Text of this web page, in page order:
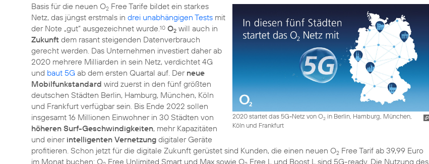
2020 startet das 5G-Netz von O2in Berlin, Hamburg, München,
Köln und Frankfurt
Basis für die neuen O2 Free Tarife bildet ein starkes
Netz, das jüngst erstmals in drei unabhängigen Tests mit
der Note „gut“ ausgezeichnet wurde. 10 O2 will auch in
Zukunft dem rasant steigenden Datenverbrauch
gerecht werden. Das Unternehmen investiert daher ab
2020 mehrere Milliarden in sein Netz, verdichtet 4G
und baut 5G ab dem ersten Quartal auf. Der neue
Mobilfunkstandard wird zuerst in den fünf größten
deutschen Städten Berlin, Hamburg, München, Köln
und Frankfurt verfügbar sein. Bis Ende 2022 sollen
insgesamt 16 Millionen Einwohner in 30 Städten von
höheren Surf-Geschwindigkeiten, mehr Kapazitäten
und einer intelligenten Vernetzung digitaler Geräte
profitieren. Schon jetzt für die digitale Zukunft gerüstet sind Kunden, die einen neuen O2 Free Tarif ab 39,99 Euro
im Monat buchen: O Free Unlimited Smart und Max sowie O Free L und Boost L sind 5G-ready. Die Nutzung des